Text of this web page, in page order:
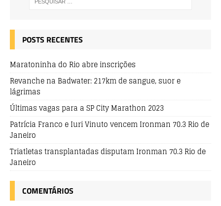
POSTS RECENTES
Maratoninha do Rio abre inscrições
Revanche na Badwater: 217km de sangue, suor e
lágrimas
Últimas vagas para a SP City Marathon 2023
Patrícia Franco e Iuri Vinuto vencem Ironman 70.3 Rio de
Janeiro
Triatletas transplantadas disputam Ironman 70.3 Rio de
Janeiro
COMENTÁRIOS